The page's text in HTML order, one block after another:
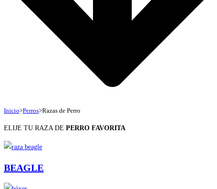
Inicio>Perros>Razas de Perro
ELIJE TU RAZA DE PERRO FAVORITA
BEAGLE